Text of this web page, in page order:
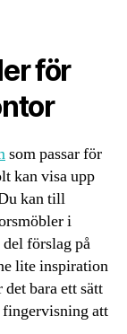
för
som passar för
kan visa upp
kan till
i
förslag på
lite inspiration
bara ett sätt
fingervisning att